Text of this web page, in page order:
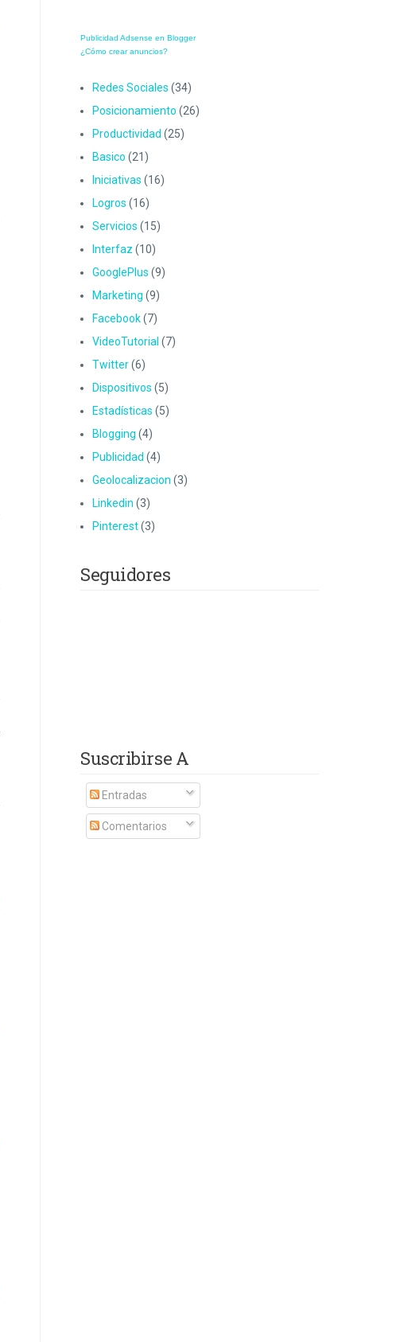
Publicidad Adsense en Blogger
¿Cómo crear anuncios?
Redes Sociales (34)
Posicionamiento (26)
Productividad (25)
Basico (21)
Iniciativas (16)
Logros (16)
Servicios (15)
Interfaz (10)
GooglePlus (9)
Marketing (9)
Facebook(7)
VideoTutorial (7)
Twitter(6)
Dispositivos (5)
Estadísticas (5)
Blogging (4)
Publicidad (4)
Geolocalizacion (3)
Linkedin (3)
Pinterest(3)
Seguidores
Suscribirse A
Entradas
Comentarios